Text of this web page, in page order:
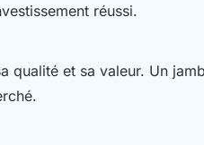
réussi.
qualité et sa valeur. Un